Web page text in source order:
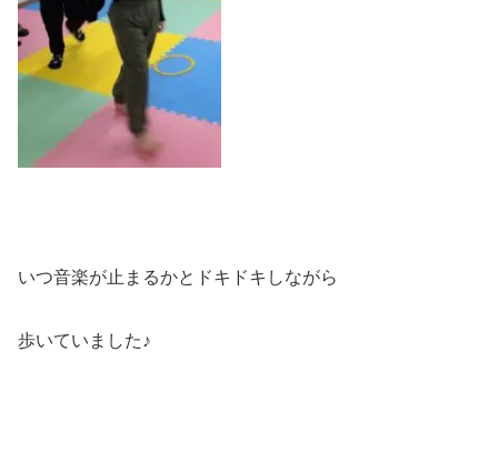
いつ音楽が止まるかとドキドキしながら
歩いていました♪